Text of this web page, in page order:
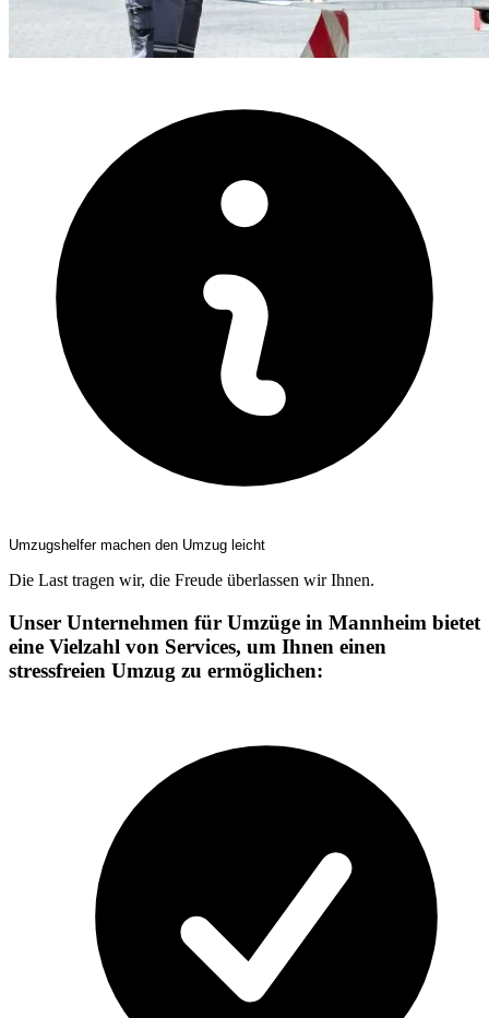
Umzugshelfer machen den Umzug leicht
Die Last tragen wir, die Freude überlassen wir Ihnen.
Unser Unternehmen für Umzüge in Mannheim bietet
eine Vielzahl von Services, um Ihnen einen
stressfreien Umzug zu ermöglichen: